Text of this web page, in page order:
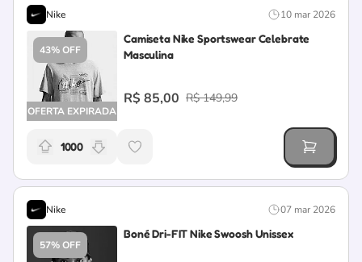
10 mar 2026
Nike
43% OFF
OFERTA EXPIRADA
Camiseta Nike Sportswear Celebrate
Masculina
R$ 85,00 R$ 149,99
Relevância da oferta: 1000 pontos
1000
07 mar 2026
Nike
57% OFF
Boné Dri-FIT Nike Swoosh Unissex